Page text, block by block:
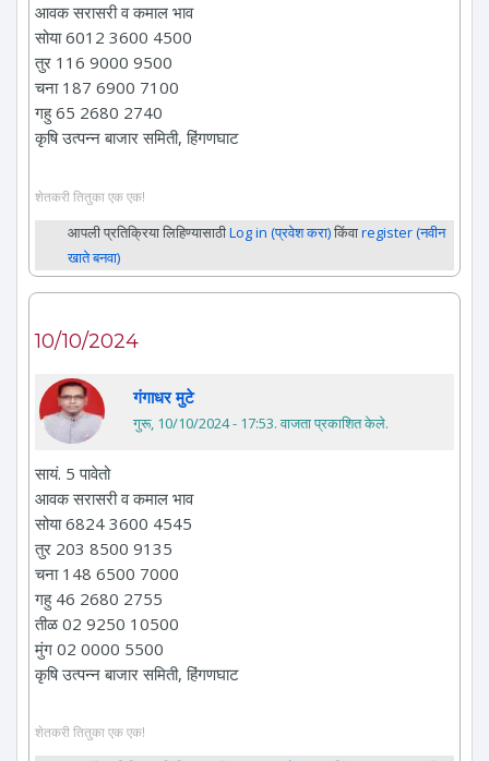
आवक सरासरी व कमाल भाव
सोया 6012 3600 4500
तुर 116 9000 9500
चना 187 6900 7100
गहु 65 2680 2740
कृषि उत्पन्न बाजार समिती, हिंगणघाट
शेतकरी तितुका एक एक!
आपली प्रतिक्रिया लिहिण्यासाठीLog in (प्रवेश करा)किंवाregister (नवीन
खाते बनवा)
10/10/2024
गंगाधर मुटे
गुरू, 10/10/2024 - 17:53. वाजता प्रकाशित केले.
सायं. 5 पावेतो
आवक सरासरी व कमाल भाव
सोया 6824 3600 4545
तुर 203 8500 9135
चना 148 6500 7000
गहु 46 2680 2755
तीळ 02 9250 10500
मुंग 02 0000 5500
कृषि उत्पन्न बाजार समिती, हिंगणघाट
शेतकरी तितुका एक एक!